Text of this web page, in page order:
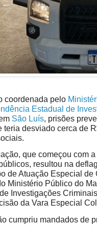
coordenada pelo
Estadual de
São Luís, prisões
teria desviado cerca de
que começou com
resultou na
de Atuação Especial
Ministério Público do
Investigações
da Vara Especial
cumpriu mandados de